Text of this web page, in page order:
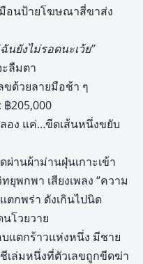
อนป้ายโฆษณาสี่ขาส่ง
ฉันยังไม่รอดนะเว้ย”
ลืมตา
ด้วยลายมือช้า ๆ
฿205,000
อง แค่…ขีดเส้นหนึ่งขยับ
ผ่านผ้าม่านฝุ่นเกาะเข้า
พกพา เสียงเพลง “ความ
กพร่า ดังเกินไปนิด
โวยวาย
บแตกร้าวแห่งหนึ่ง มีชาย
ล่มหนึ่งที่ตัวเลขถูกขีดฆ่า